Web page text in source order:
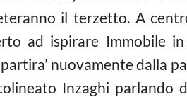
il terzetto. A
ad ispirare Immobile
nuovamente dalla
Inzaghi parlando